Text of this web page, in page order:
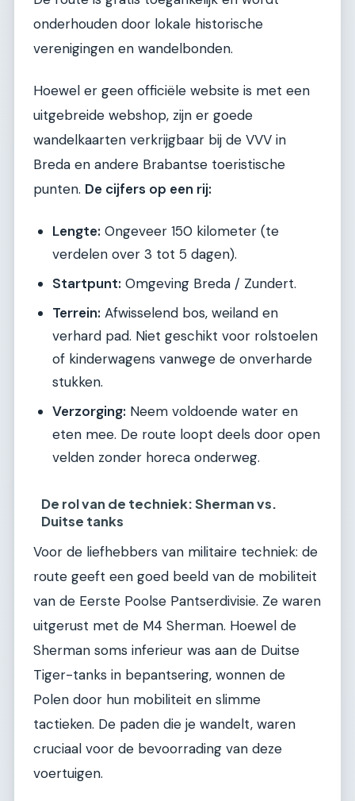
onderhouden door lokale historische
verenigingen en wandelbonden.
Hoewel er geen officiële website is met een
uitgebreide webshop, zijn er goede
wandelkaarten verkrijgbaar bij de VVV in
Breda en andere Brabantse toeristische
punten. De cijfers op een rij:
Lengte: Ongeveer 150 kilometer (te
verdelen over 3 tot 5 dagen).
Startpunt: Omgeving Breda / Zundert.
Terrein: Afwisselend bos, weiland en
verhard pad. Niet geschikt voor rolstoelen
of kinderwagens vanwege de onverharde
stukken.
Verzorging: Neem voldoende water en
eten mee. De route loopt deels door open
velden zonder horeca onderweg.
De rol van de techniek: Sherman vs.
Duitse tanks
Voor de liefhebbers van militaire techniek: de
route geeft een goed beeld van de mobiliteit
van de Eerste Poolse Pantserdivisie. Ze waren
uitgerust met de M4 Sherman. Hoewel de
Sherman soms inferieur was aan de Duitse
Tiger-tanks in bepantsering, wonnen de
Polen door hun mobiliteit en slimme
tactieken. De paden die je wandelt, waren
cruciaal voor de bevoorrading van deze
voertuigen.